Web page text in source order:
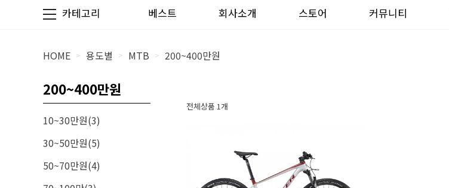
카테고리 베스트 회사소개 스토어 커뮤니티
HOME > 용도별 > MTB > 200~400만원
200~400만원
10~30만원(3)
30~50만원(5)
50~70만원(4)
전체상품 1개